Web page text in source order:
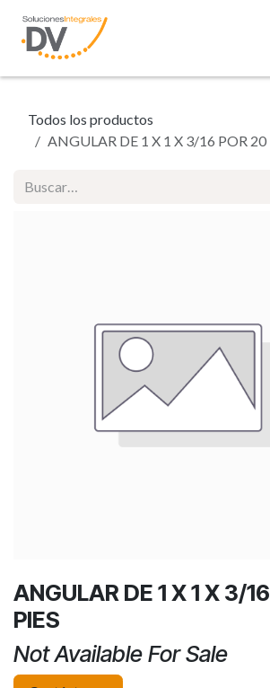
Todos los productos
ANGULAR DE 1 X 1 X 3/16 POR 20
ANGULAR DE 1 X 1 X 3/
PIES
Not Available For Sale